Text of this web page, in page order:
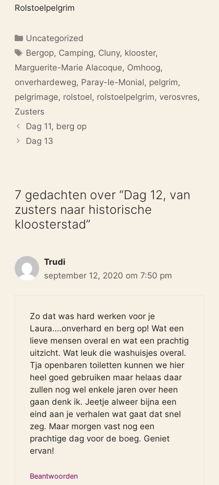
Rolstoelpelgrim
Categorieën
Uncategorized
Tags
Bergop, Camping, Cluny, klooster,
Marguerite-Marie Alacoque, Omhoog,
onverhardeweg, Paray-le-Monial, pelgrim,
pelgrimage, rolstoel, rolstoelpelgrim, verosvres,
Zusters
Dag 11, berg op
Dag 13
7 gedachten over “Dag 12, van
zusters naar historische
kloosterstad”
Trudi
september 12, 2020 om 7:50 pm
Zo dat was hard werken voor je
Laura….onverhard en berg op! Wat een
lieve mensen overal en wat een prachtig
uitzicht. Wat leuk die washuisjes overal.
Tja openbaren toiletten kunnen we hier
heel goed gebruiken maar helaas daar
zullen nog wel enkele jaren over heen
gaan denk ik. Jeetje alweer bijna een
eind aan je verhalen wat gaat dat snel
zeg. Maar morgen vast nog een
prachtige dag voor de boeg. Geniet
ervan!
Beantwoorden